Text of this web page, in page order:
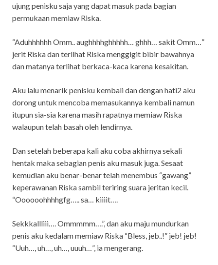
ujung penisku saja yang dapat masuk pada bagian
permukaan memiaw Riska.
“Aduhhhhhh Omm.. aughhhhghhhhh… ghhh… sakit Omm…”
jerit Riska dan terlihat Riska menggigit bibir bawahnya
dan matanya terlihat berkaca-kaca karena kesakitan.
Aku lalu menarik penisku kembali dan dengan hati2 aku
dorong untuk mencoba memasukannya kembali namun
itupun sia-sia karena masih rapatnya memiaw Riska
walaupun telah basah oleh lendirnya.
Dan setelah beberapa kali aku coba akhirnya sekali
hentak maka sebagian penis aku masuk juga. Sesaat
kemudian aku benar-benar telah menembus “gawang”
keperawanan Riska sambil teriring suara jeritan kecil.
“Oooooohhhhgfg….. sa… kiiiit….
Sekkkallliii…. Ommmmm….”, dan aku maju mundurkan
penis aku kedalam memiaw Riska “Bless, jeb..!” jeb! jeb!
“Uuh…, uh…, uh…, uuuh…”, ia mengerang.